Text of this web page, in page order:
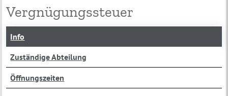
Vergnügungssteuer
Info
Zuständige Abteilung
Öffnungszeiten